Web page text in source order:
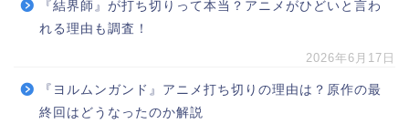
『結界師』が打ち切りって本当？アニメがひどいと言わ
れる理由も調査！
2026年6月17日
『ヨルムンガンド』アニメ打ち切りの理由は？原作の最
終回はどうなったのか解説